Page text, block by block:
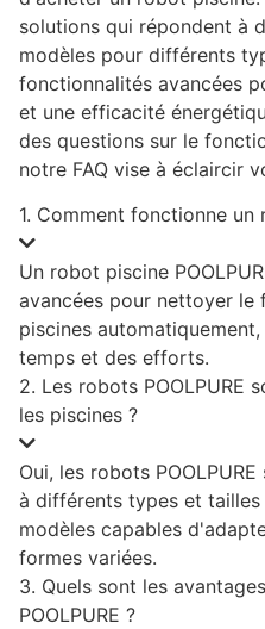
solutions qui répondent à
modèles pour différents
fonctionnalités avancées
et une efficacité
des questions sur le
notre FAQ vise à éclaircir
1. Comment fonctionne un
Un robot piscine
avancées pour nettoyer le
piscines
temps et des efforts.
2. Les robots POOLPURE
les piscines ?
Oui, les robots
à différents types et
modèles capables
formes variées.
3. Quels sont les
POOLPURE ?